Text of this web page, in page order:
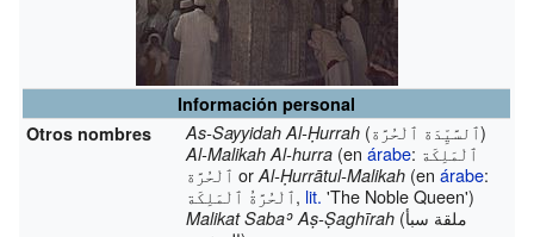
Información personal
Otros nombres
As-Sayyidah Al-Ḥurrah (ٱلسَّيِّدَة ٱلْحُرَّة)
Al-Malikah Al-hurra (enárabe: ٱلْمَلِكَة
ٱلْحُرَّة ‎ orAl-Ḥurrātul-Malikah (enárabe:
ٱلْحُرَّةُ ٱلْمَلِكَة‎, lit. 'The Noble Queen')
Malikat Sabaʾ Aṣ-Ṣaghīrah (ملقة سبأ